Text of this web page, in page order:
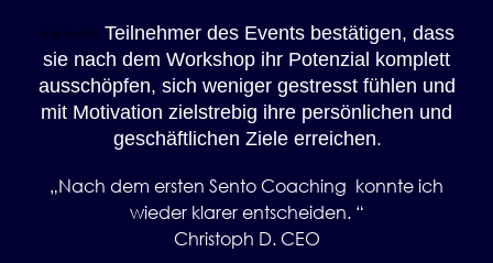
⭐️⭐️⭐️⭐️⭐️ Teilnehmer des Events bestätigen, dass
sie nach dem Workshop ihr Potenzial komplett
ausschöpfen, sich weniger gestresst fühlen und
mit Motivation zielstrebig ihre persönlichen und
geschäftlichen Ziele erreichen.
„Nach dem ersten Sento Coaching konnte ich
wieder klarer entscheiden. “
Christoph D. CEO